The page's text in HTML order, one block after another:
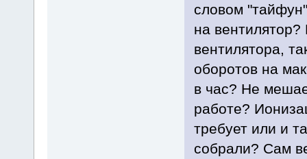
словом
на
вентилятора,
оборотов на
в час? Не
работе?
требует или и
собрали? Сам